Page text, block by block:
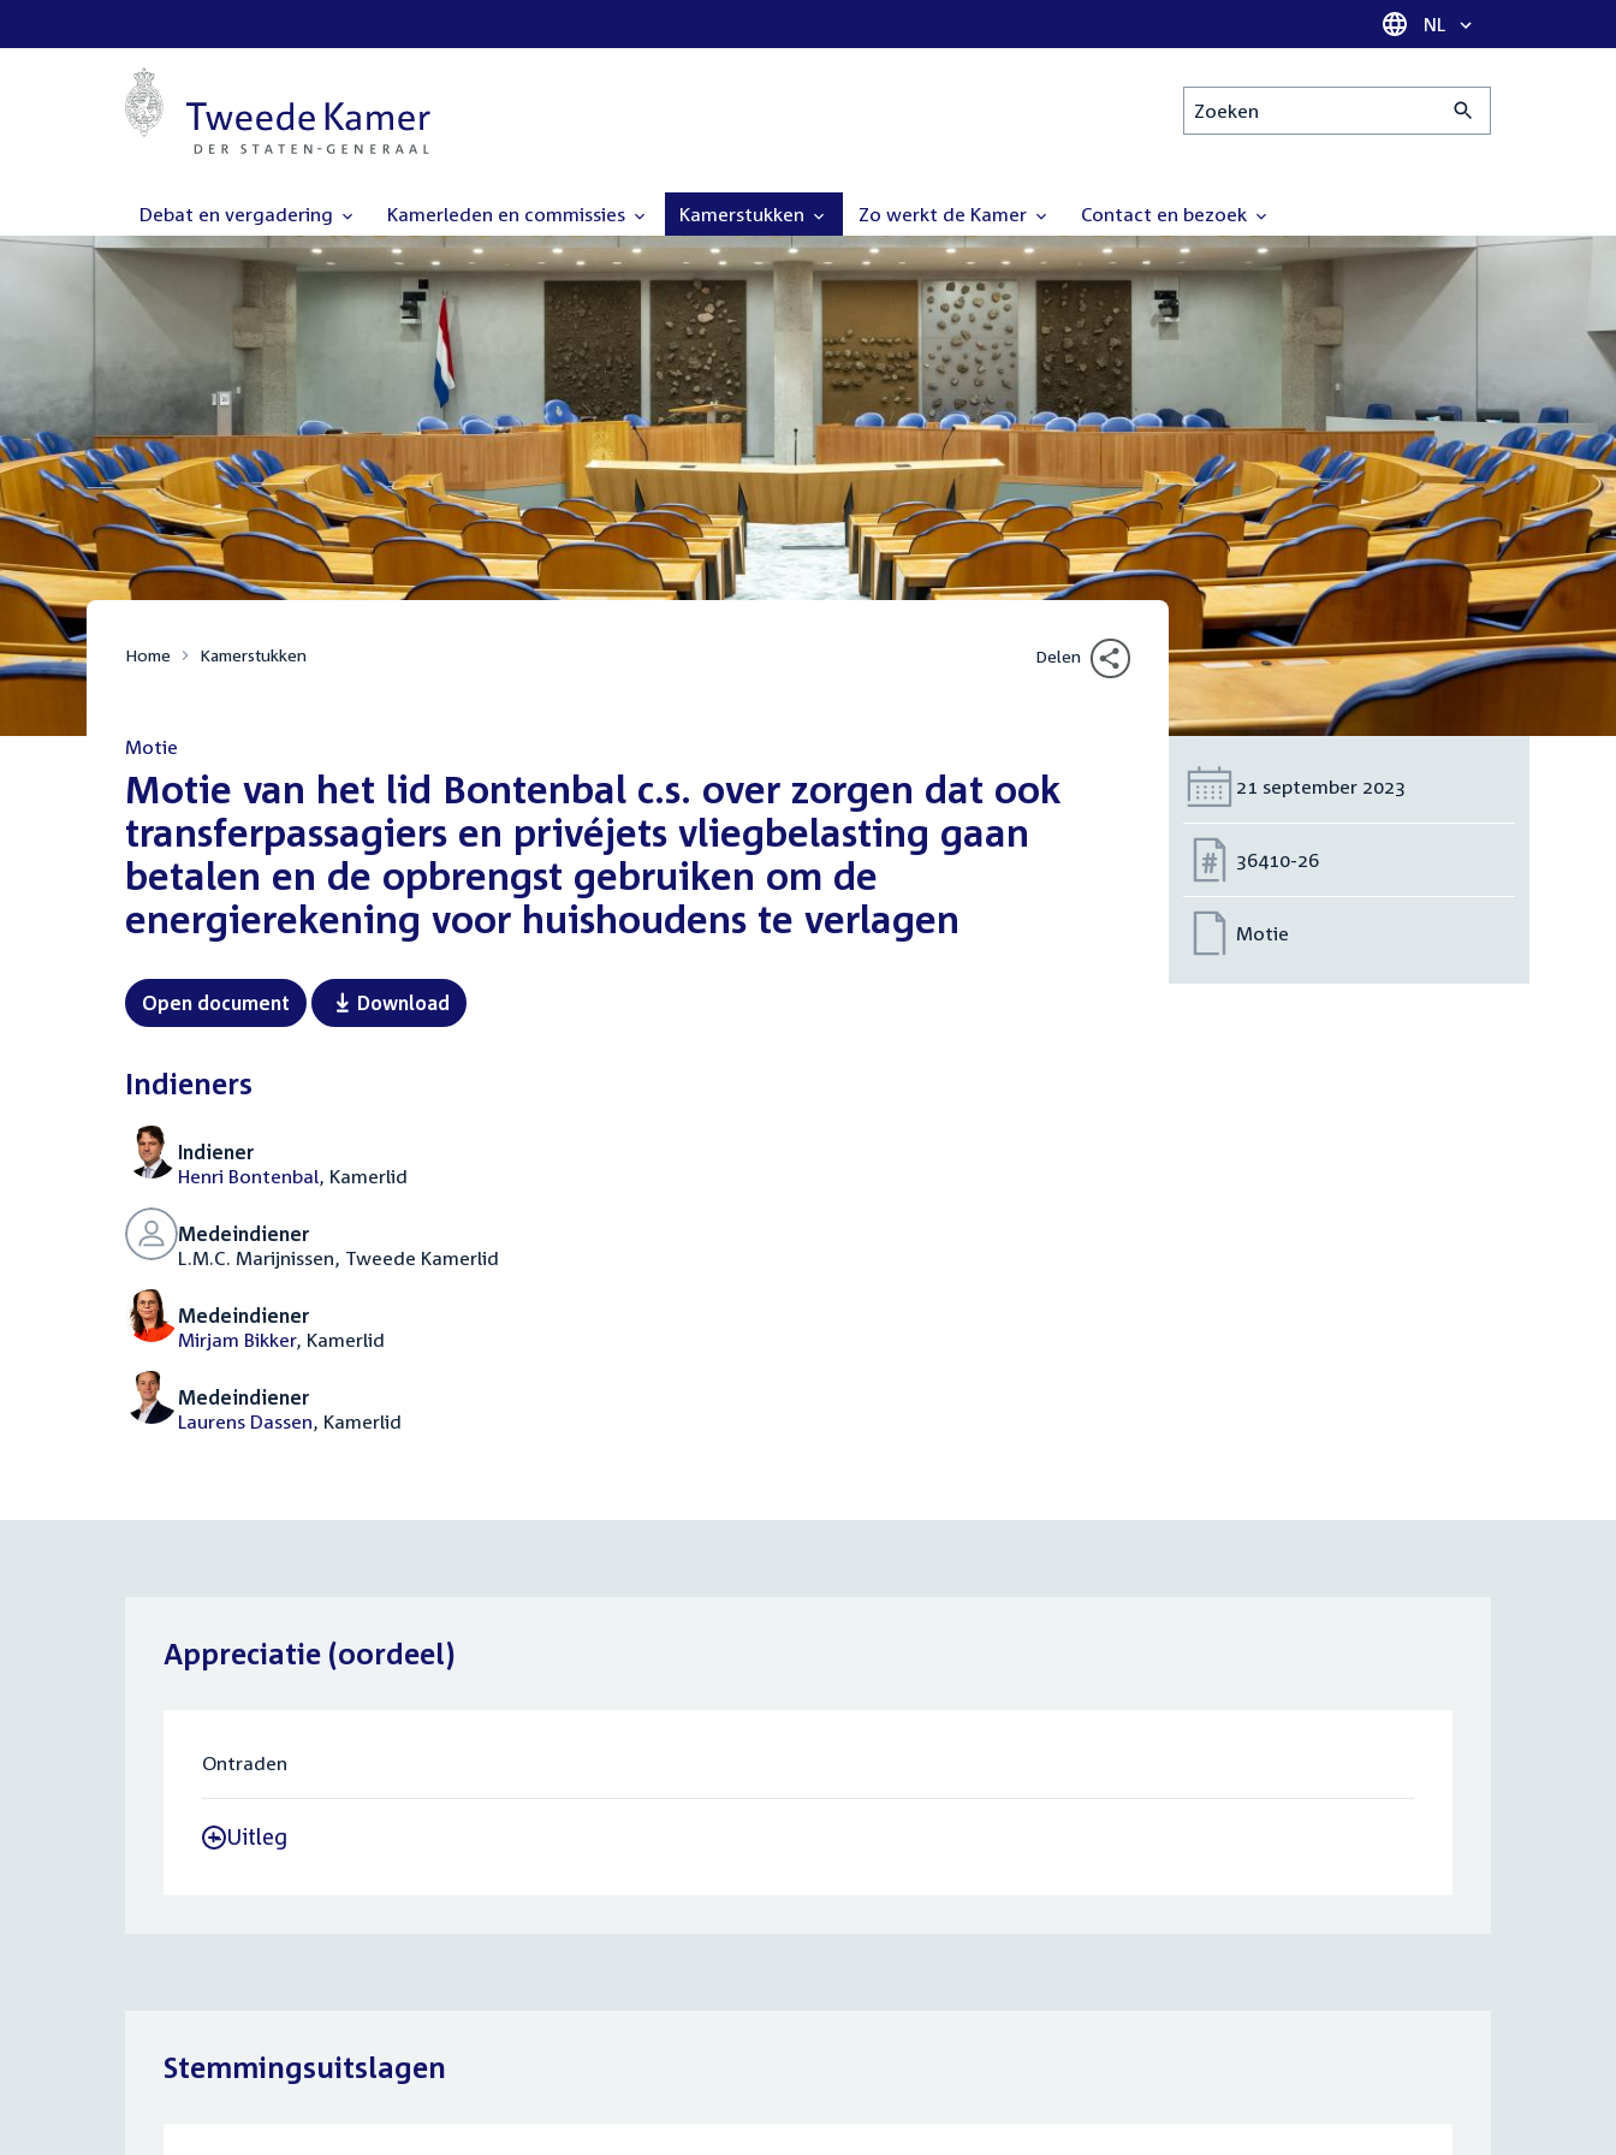
Taal selectie
NL
Zoeken
Debat en vergadering Kamerleden en commissies Kamerstukken Zo werkt de Kamer Contact en bezoek
Home Kamerstukken Delen
Motie
:Motie van het lid Bontenbal c.s. over zorgen dat ook
transferpassagiers en privéjets vliegbelasting gaan
betalen en de opbrengst gebruiken om de
energierekening voor huishoudens te verlagen
Open document Download
Indieners
Indiener
Henri Bontenbal, Kamerlid
Medeindiener
L.M.C. Marijnissen, Tweede Kamerlid
Medeindiener
Mirjam Bikker, Kamerlid
Medeindiener
Laurens Dassen, Kamerlid
Datum:
21 september 2023
Nummer:
36410-26
Motie
Appreciatie (oordeel)
Ontraden
- Uitleg
Stemmingsuitslagen